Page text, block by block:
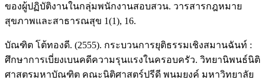
ของผู้ปฏิบัติงานในกลุ่มพนักงานสอบสวน. วารสารกฎหมาย
สุขภาพและสาธารณสุข 1(1), 16.
บัณฑิต โต้ทองดี. (2555). กระบวนการยุติธรรมเชิงสมานฉันท์ :
ศึกษาการเบี่ยงเบนคดีความรุนแรงในครอบครัว. วิทยานิพนธ์นิติ
ศาสตรมหาบัณฑิต คณะนิติศาสตร์ปรีดี พนมยงค์ มหาวิทยาลัย